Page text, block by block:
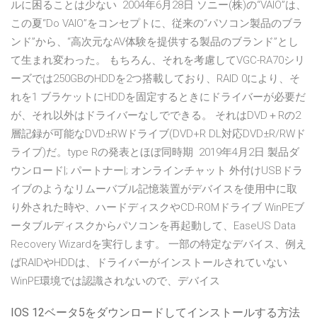
ルに困ることは少ない 2004年6月28日 ソニー(株)の“VAIO”は、
この夏“Do VAIO”をコンセプトに、従来の“パソコン製品のブラ
ンド”から、“高次元なAV体験を提供する製品のブランド”とし
て生まれ変わった。 もちろん、それを考慮してVGC-RA70シリ
ーズでは250GBのHDDを2つ搭載しており、RAID 0により、そ
れを1 ブラケットにHDDを固定するときにドライバーが必要だ
が、それ以外はドライバーなしでできる。 それはDVD＋Rの2
層記録が可能なDVD±RWドライブ(DVD+R DL対応DVD±R/RWド
ライブ)だ。type Rの発表とほぼ同時期 2019年4月2日 製品ダ
ウンロード|; パートナー|; オンラインチャット 外付けUSBドラ
イブのようなリムーバブル記憶装置がデバイスを使用中に取
り外された時や、ハードディスクやCD-ROMドライブ WinPEブ
ータブルディスクからパソコンを再起動して、EaseUS Data
Recovery Wizardを実行します。 一部の特定なデバイス、例え
ばRAIDやHDDは、ドライバーがインストールされていない
WinPE環境では認識されないので、デバイス
IOS 12ベータ5をダウンロードしてインストールする方法